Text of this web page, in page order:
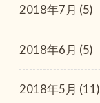
2018年7月 (5)
2018年6月 (5)
2018年5月 (11)